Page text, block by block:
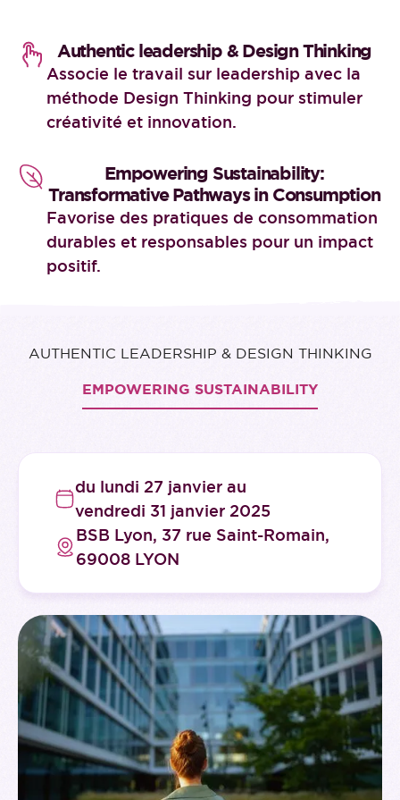
Authentic leadership & Design Thinking
Associe le travail sur leadership avec la
méthode Design Thinking pour stimuler
créativité et innovation.
Empowering Sustainability:
Transformative Pathways in Consumption
Favorise des pratiques de consommation
durables et responsables pour un impact
positif.
AUTHENTIC LEADERSHIP & DESIGN THINKING
EMPOWERING SUSTAINABILITY
du lundi 27 janvier au
vendredi 31 janvier 2025
BSB Lyon, 37 rue Saint-Romain,
69008 LYON